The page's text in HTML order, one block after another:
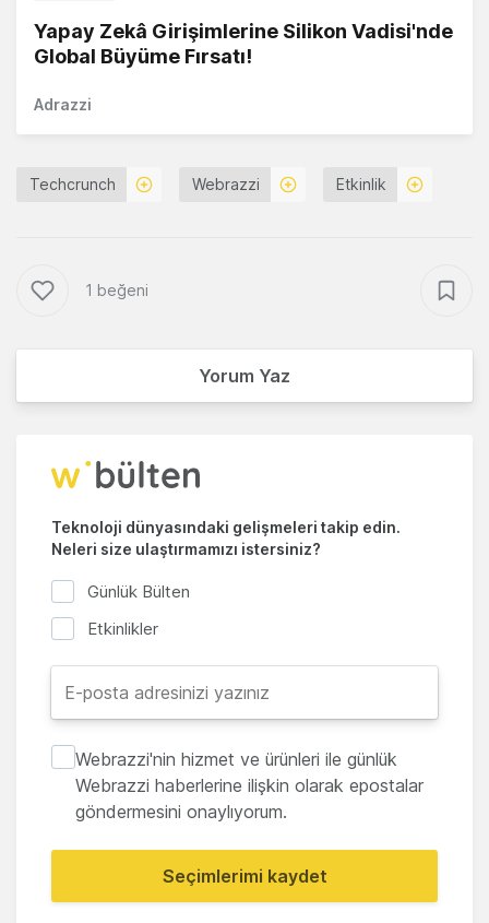
Yapay Zekâ Girişimlerine Silikon Vadisi'nde
Global Büyüme Fırsatı!
Adrazzi
Techcrunch Webrazzi Etkinlik
1 beğeni
Yorum Yaz
Teknoloji dünyasındaki gelişmeleri takip edin.
Neleri size ulaştırmamızı istersiniz?
Günlük Bülten
Etkinlikler
Webrazzi'nin hizmet ve ürünleri ile günlük
Webrazzi haberlerine ilişkin olarak epostalar
göndermesini onaylıyorum.
Seçimlerimi kaydet